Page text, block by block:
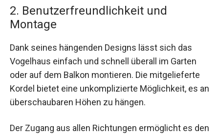
2. Benutzerfreundlichkeit und
Montage
Dank seines hängenden Designs lässt sich das
Vogelhaus einfach und schnell überall im Garten
oder auf dem Balkon montieren. Die mitgelieferte
Kordel bietet eine unkomplizierte Möglichkeit, es an
überschaubaren Höhen zu hängen.
Der Zugang aus allen Richtungen ermöglicht es den